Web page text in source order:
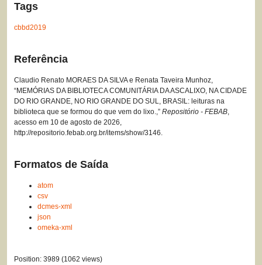
Tags
cbbd2019
Referência
Claudio Renato MORAES DA SILVA e Renata Taveira Munhoz,
“MEMÓRIAS DA BIBLIOTECA COMUNITÁRIA DA ASCALIXO, NA CIDADE
DO RIO GRANDE, NO RIO GRANDE DO SUL, BRASIL: leituras na
biblioteca que se formou do que vem do lixo.,” Repositório - FEBAB,
acesso em 10 de agosto de 2026,
http://repositorio.febab.org.br/items/show/3146.
Formatos de Saída
atom
csv
dcmes-xml
json
omeka-xml
Position: 3989 (1062 views)